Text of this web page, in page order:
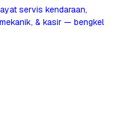
servis kendaraan,
& kasir — bengkel